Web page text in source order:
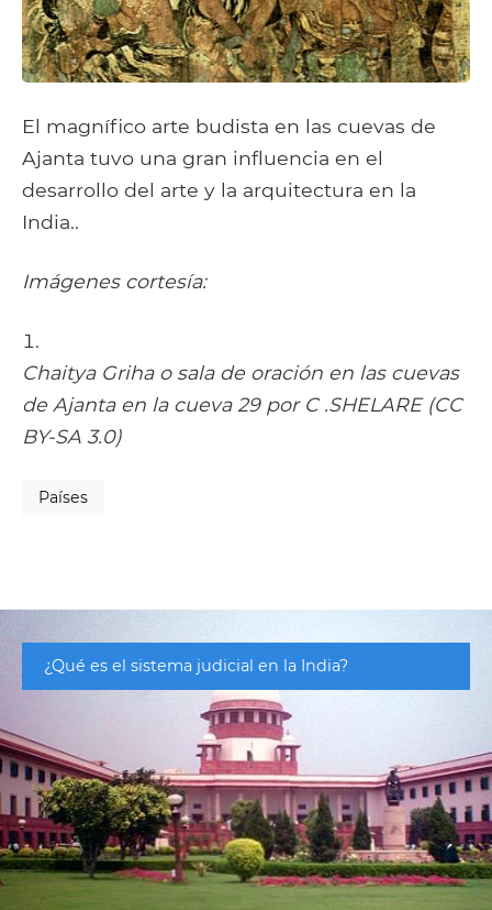
El magnífico arte budista en las cuevas de
Ajanta tuvo una gran influencia en el
desarrollo del arte y la arquitectura en la
India..
Imágenes cortesía:
Chaitya Griha o sala de oración en las cuevas
de Ajanta en la cueva 29 por C .SHELARE (CC
BY-SA 3.0)
Países
¿Qué es el sistema judicial en la India?